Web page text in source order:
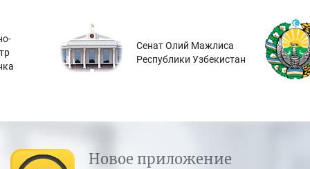
Сенат Олий Мажлиса
Республики Узбекистан
Новое приложение